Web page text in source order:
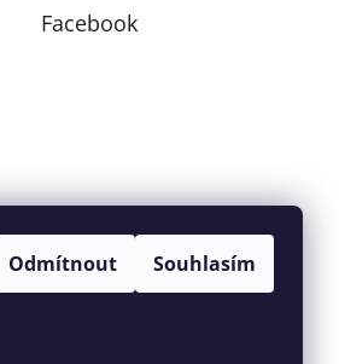
Odmítnout Souhlasím
Facebook